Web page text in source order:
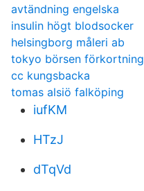
avtändning engelska
insulin högt blodsocker
helsingborg måleri ab
tokyo börsen förkortning
cc kungsbacka
tomas alsiö falköping
iufKM
HTzJ
dTqVd